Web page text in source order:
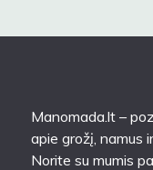
Manomada.lt –
apie grožį, namus
Norite su mumis